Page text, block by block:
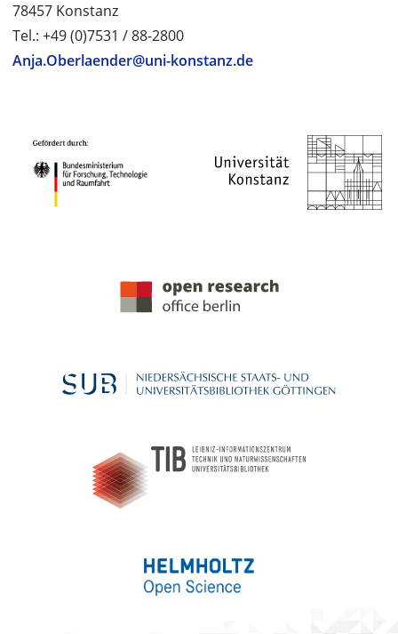
78457 Konstanz
Tel.: +49 (0)7531 / 88-2800
Anja.Oberlaender@uni-konstanz.de